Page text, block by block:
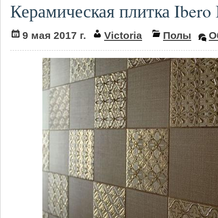
Керамическая плитка
9 мая 2017 г. Victoria Полы